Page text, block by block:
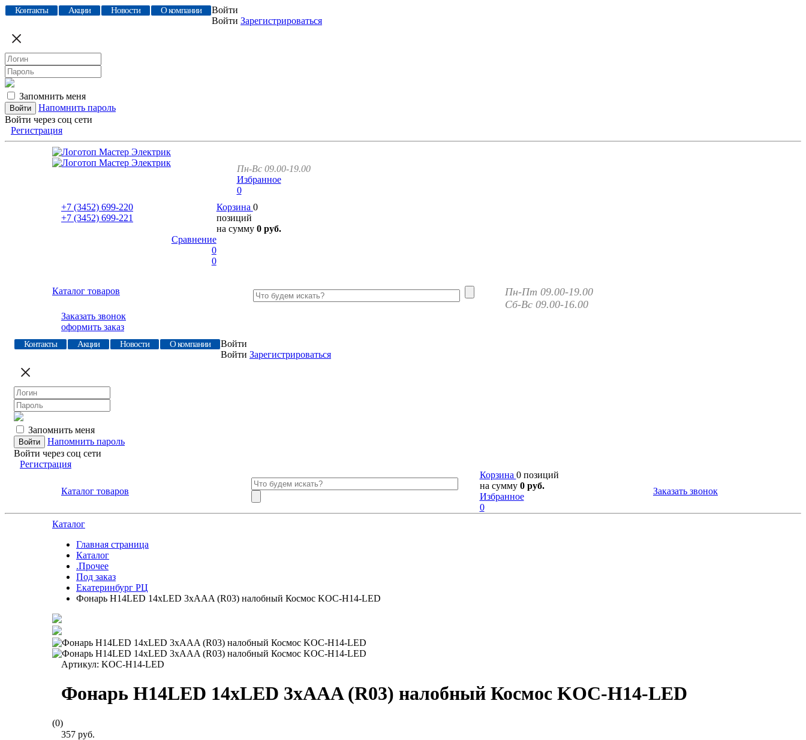
Контакты Акции Новости О компании
Войти
Войти Зарегистрироваться
Запомнить меня
Напомнить пароль
Войти через соц сети
Регистрация
Пн-Вс 09.00-19.00
Избранное
0
+7 (3452) 699-220
+7 (3452) 699-221
Корзина 0
позиций
на сумму 0 руб.
Сравнение
0
0
Каталог товаров
Пн-Пт 09.00-19.00
Сб-Вс 09.00-16.00
Заказать звонок
оформить заказ
Контакты Акции Новости О компании
Войти
Войти Зарегистрироваться
Запомнить меня
Напомнить пароль
Войти через соц сети
Регистрация
Каталог товаров
Корзина 0 позиций
на сумму 0 руб.
Избранное
0
Заказать звонок
Каталог
Главная страница
Каталог
.Прочее
Под заказ
Екатеринбург РЦ
Фонарь H14LED 14хLED 3хAAA (R03) налобный Космос KOC-H14-LED
Артикул: KOC-H14-LED
Фонарь H14LED 14хLED 3хAAA (R03) налобный Космос KOC-H14-LED
(0)
357 руб.